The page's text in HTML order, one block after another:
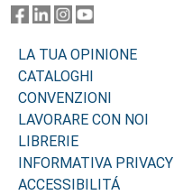
LA TUA OPINIONE
CATALOGHI
CONVENZIONI
LAVORARE CON NOI
LIBRERIE
INFORMATIVA PRIVACY
ACCESSIBILITÁ